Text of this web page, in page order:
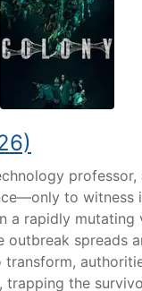
professor,
to witness
a rapidly mutating
outbreak spreads
trapping the